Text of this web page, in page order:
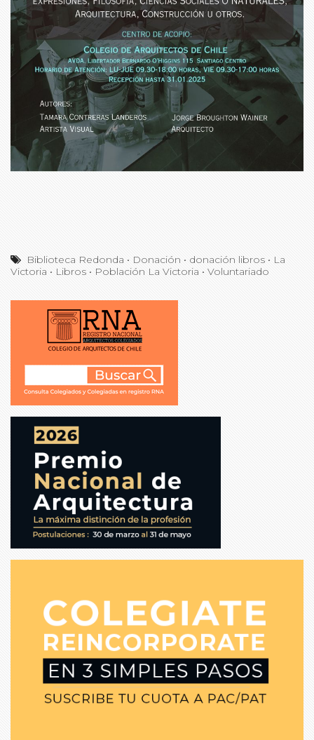
Biblioteca Redonda • Donación • donación libros • La
Victoria • Libros • Población La Victoria • Voluntariado